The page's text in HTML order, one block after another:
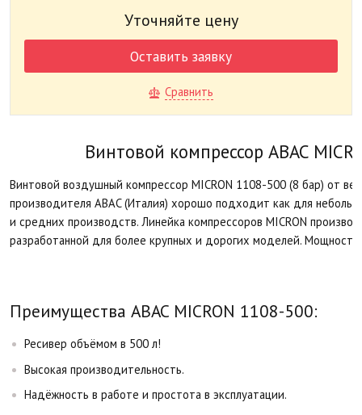
Уточняйте цену
Оставить заявку
Сравнить
Винтовой компрессор ABAC
Винтовой воздушный компрессор MICRON 1108-500 (8 бар) от
производителя ABAC (Италия) хорошо подходит как для
и средних производств. Линейка компрессоров MICRON
разработанной для более крупных и дорогих моделей.
Преимущества ABAC MICRON 1108-500:​
Ресивер объёмом в 500 л!
Высокая производительность.
Надёжность в работе и простота в эксплуатации.